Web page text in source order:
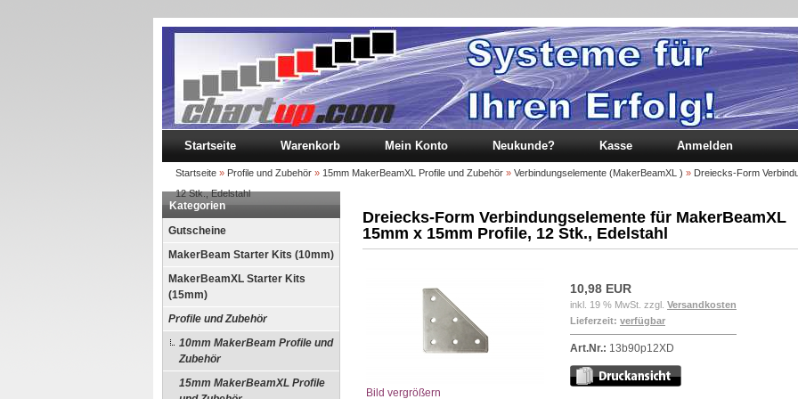
Startseite Warenkorb Mein Konto Neukunde? Kasse Anmelden
Startseite » Profile und Zubehör » 15mm MakerBeamXL Profile und Zubehör » Verbindungselemente (MakerBeamXL ) » Dreiecks-Form
12 Stk., Edelstahl
Kategorien
Gutscheine
MakerBeam Starter Kits (10mm)
MakerBeamXL Starter Kits
(15mm)
Profile und Zubehör
10mm MakerBeam Profile und
Zubehör
15mm MakerBeamXL Profile
Dreiecks-Form Verbindungselemente für MakerBeamXL
15mm x 15mm Profile, 12 Stk., Edelstahl
Bild vergrößern
10,98 EUR
inkl. 19 % MwSt. zzgl. Versandkosten
Lieferzeit: verfügbar
Art.Nr.: 13b90p12XD